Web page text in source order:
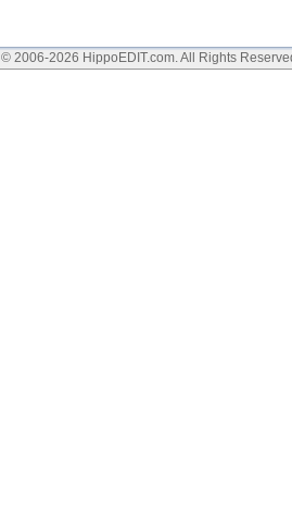
© 2006-2026 HippoEDIT.com. All Rights